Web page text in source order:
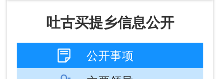
主要领导
政务公开标准目录